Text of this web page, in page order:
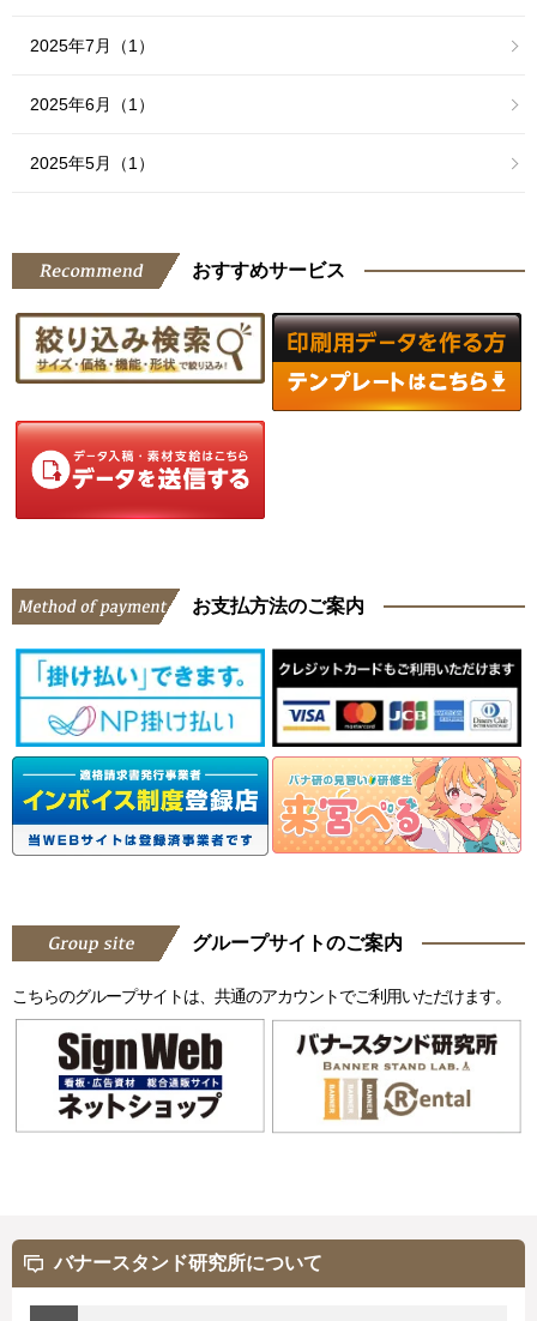
2025年7月（1）
2025年6月（1）
2025年5月（1）
おすすめサービス
お支払方法のご案内
グループサイトのご案内
こちらのグループサイトは、共通のアカウントでご利用いただけます。
バナースタンド研究所について